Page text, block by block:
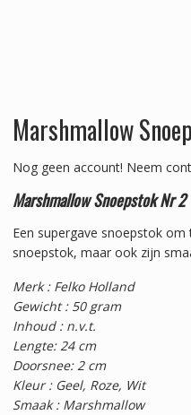
Marshmallow
Nog geen account! Neem
Marshmallow Snoepstok Nr 2
Een supergave snoepstok
snoepstok, maar ook zijn
Merk : Felko Holland
Gewicht : 50 gram
Inhoud : n.v.t.
Lengte: 24 cm
Doorsnee: 2 cm
Kleur : Geel, Roze, Wit
Smaak : Marshmallow